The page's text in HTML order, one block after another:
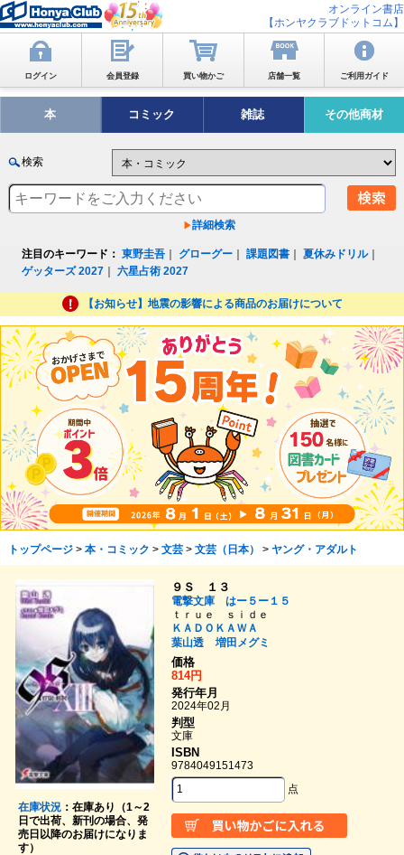
オンライン書店
【ホンヤクラブドットコム】
ログイン 会員登録 買い物かご 店舗一覧 ご利用ガイド
本 コミック 雑誌 その他商材
検索
詳細検索
注目のキーワード： 東野圭吾 グローグー ｜課題図書 ｜夏休みドリル｜
ゲッターズ 2027 ｜六星占術 2027
【お知らせ】地震の影響による商品のお届けについて
トップページ> 本・コミック > 文芸> 文芸（日本） > ヤング・アダルト
在庫状況：在庫あり（1～2
日で出荷、新刊の場合、発
売日以降のお届けになりま
す）
９Ｓ １３
電撃文庫 はー５ー１５
ｔｒｕｅ ｓｉｄｅ
ＫＡＤＯＫＡＷＡ
葉山透
増田メグミ
価格
814円
発行年月
2024年02月
判型
文庫
ISBN
9784049151473
点